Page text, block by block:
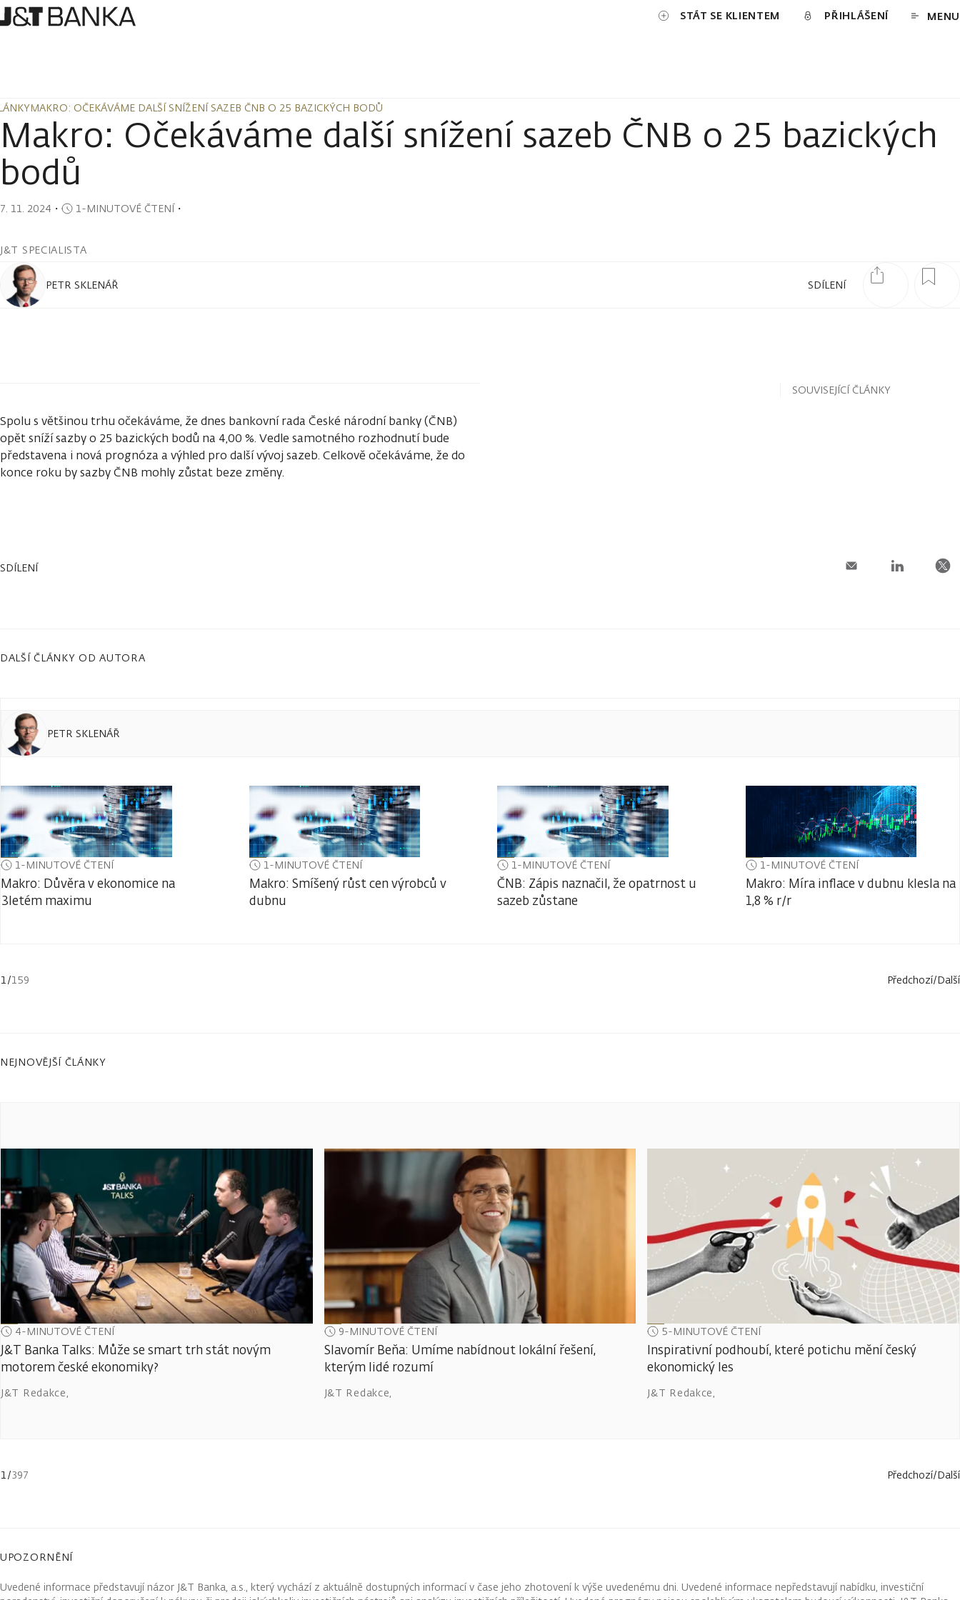
STÁT SE KLIENTEM PŘIHLÁŠENÍ MENU
MAKRO: OČEKÁVÁME DALŠÍ SNÍŽENÍ SAZEB ČNB O 25 BAZICKÝCH BODŮ
MAKRO: OČEKÁVÁME DALŠÍ SNÍŽENÍ SAZEB ČNB O 25 BAZICKÝCH BODŮ
Makro: Očekáváme další snížení sazeb ČNB o 25 bazických
bodů
7. 11. 2024 ・ 1-MINUTOVÉ ČTENÍ・
J&T SPECIALISTA
SDÍLENÍ
PETR SKLENÁŘ
Spolu s většinou trhu očekáváme, že dnes bankovní rada České národní banky (ČNB)
opět sníží sazby o 25 bazických bodů na 4,00 %. Vedle samotného rozhodnutí bude
představena i nová prognóza a výhled pro další vývoj sazeb. Celkově očekáváme, že do
konce roku by sazby ČNB mohly zůstat beze změny.
SOUVISEJÍCÍ ČLÁNKY
SDÍLENÍ
DALŠÍ ČLÁNKY OD AUTORA
PETR SKLENÁŘ
1-MINUTOVÉ ČTENÍ
Makro: Důvěra v ekonomice na
3letém maximu
1-MINUTOVÉ ČTENÍ
Makro: Smíšený růst cen výrobců v
dubnu
1-MINUTOVÉ ČTENÍ
ČNB: Zápis naznačil, že opatrnost u
sazeb zůstane
1-MINUTOVÉ ČTENÍ
Makro: Míra inflace v dubnu klesla na
1,8 % r/r
1 /159 Předchozí/Další
NEJNOVĚJŠÍ ČLÁNKY
4-MINUTOVÉ ČTENÍ
J&T Banka Talks: Může se smart trh stát novým
motorem české ekonomiky?
J&T Redakce,
9-MINUTOVÉ ČTENÍ
Slavomír Beňa: Umíme nabídnout lokální řešení,
kterým lidé rozumí
J&T Redakce,
5-MINUTOVÉ ČTENÍ
Inspirativní podhoubí, které potichu mění český
ekonomický les
J&T Redakce,
1/397 Předchozí/Další
UPOZORNĚNÍ
Uvedené informace představují názor J&T Banka, a.s., který vychází z aktuálně dostupných informací v čase jeho zhotovení k výše uvedenému dni. Uvedené informace nepředstavují nabídku, investiční